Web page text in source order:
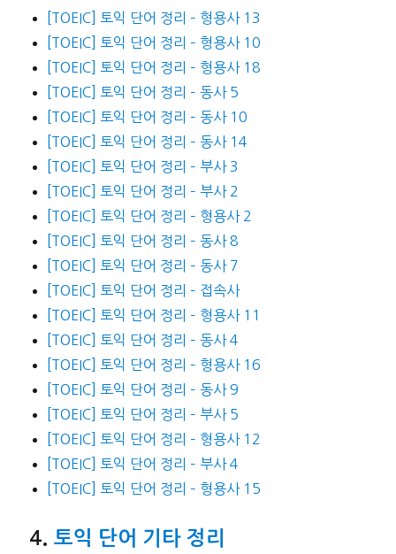
[TOEIC] 토익 단어 정리 – 형용사 13
[TOEIC] 토익 단어 정리 – 형용사 10
[TOEIC] 토익 단어 정리 – 형용사 18
[TOEIC] 토익 단어 정리 – 동사 5
[TOEIC] 토익 단어 정리 – 동사 10
[TOEIC] 토익 단어 정리 – 동사 14
[TOEIC] 토익 단어 정리 – 부사 3
[TOEIC] 토익 단어 정리 – 부사 2
[TOEIC] 토익 단어 정리 – 형용사 2
[TOEIC] 토익 단어 정리 – 동사 8
[TOEIC] 토익 단어 정리 – 동사 7
[TOEIC] 토익 단어 정리 – 접속사
[TOEIC] 토익 단어 정리 – 형용사 11
[TOEIC] 토익 단어 정리 – 동사 4
[TOEIC] 토익 단어 정리 – 형용사 16
[TOEIC] 토익 단어 정리 – 동사 9
[TOEIC] 토익 단어 정리 – 부사 5
[TOEIC] 토익 단어 정리 – 형용사 12
[TOEIC] 토익 단어 정리 – 부사 4
[TOEIC] 토익 단어 정리 – 형용사 15
토익 단어 기타 정리